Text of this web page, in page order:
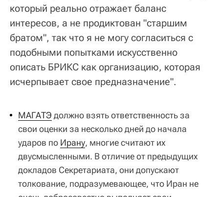
который реально отражает баланс
интересов, а не продиктован "старшим
братом", так что я не могу согласиться с
подобными попытками искусственно
описать БРИКС как организацию, которая
исчерпывает свое предназначение".
МАГАТЭ должно взять ответственность за
свои оценки за несколько дней до начала
ударов по Ирану, многие считают их
двусмысленными. В отличие от предыдущих
докладов Секретариата, они допускают
толкование, подразумевающее, что Иран не